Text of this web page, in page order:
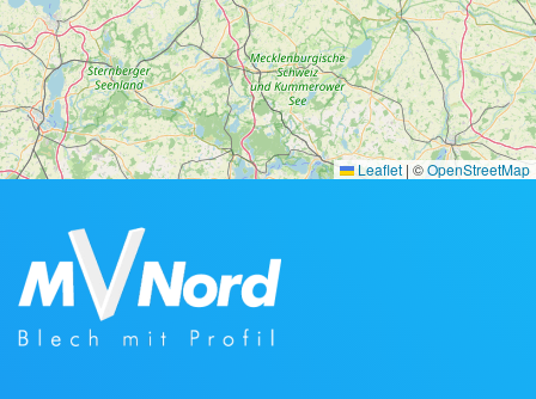
Leaflet | ©OpenStreetMap